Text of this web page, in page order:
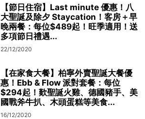
【節日住宿】Last minute 優惠！八
大聖誕及除夕 Staycation！客房＋早
晚兩餐：每位$489起！旺季適用！送
多項節日禮遇...
22/12/2020
【在家食大餐】柏寧外賣聖誕大餐優
惠！Ebb & Flow 派對套餐：每位
$294起！歎聖誕火雞、德國豬手、美
國戰斧牛扒、木頭蛋糕等美食...
16/12/2020